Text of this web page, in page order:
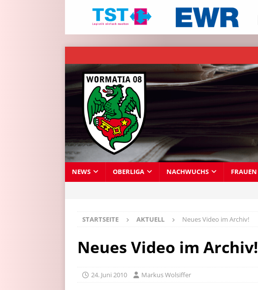
NEWS OBERLIGA NACHWUCHS FRAUEN
STARTSEITE AKTUELL Neues Video im Archiv!
Neues Video im Archiv!
24. Juni 2010 Markus Wolsiffer